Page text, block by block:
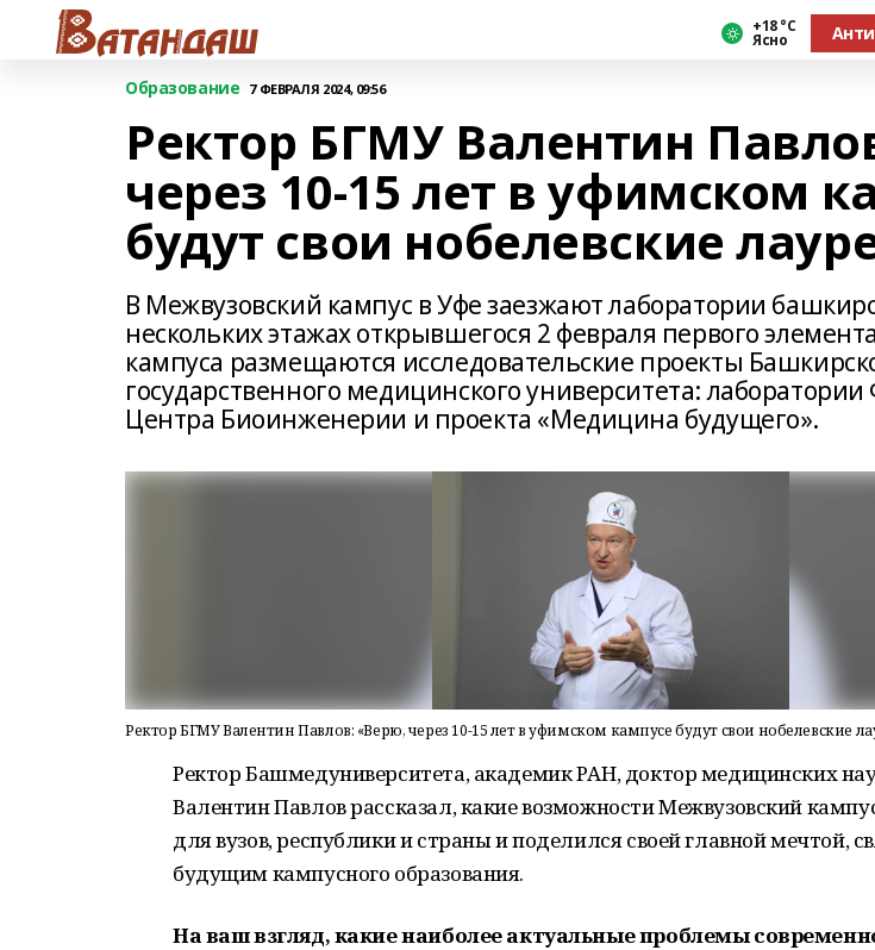
+18 °С
Ясно
Образование 7 ФЕВРАЛЯ 2024, 09:56
Ректор БГМУ Валентин
через 10-15 лет в уфимском
будут свои нобелевские
В Межвузовский кампус в Уфе заезжают лаборатории
нескольких этажах открывшегося 2 февраля первого
кампуса размещаются исследовательские проекты
государственного медицинского университета:
Центра Биоинженерии и проекта «Медицина будущего».
Ректор БГМУ Валентин Павлов: «Верю, через 10-15 лет в уфимском кампусе будут свои нобелевские
Ректор Башмедуниверситета, академик РАН, доктор медицинских
Валентин Павлов рассказал, какие возможности Межвузовский
для вузов, республики и страны и поделился своей главной мечтой,
будущим кампусного образования.
На ваш взгляд, какие наиболее актуальные проблемы